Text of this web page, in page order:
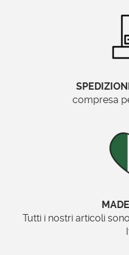
compresa
Tutti i nostri articoli